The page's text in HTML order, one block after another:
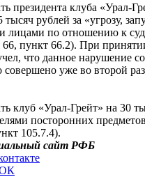
президента клуба «Урал-
рублей за «угрозу,
лицами по отношению к
66, пункт 66.2). При
что данное нарушение
уже во второй
клуб «Урал-Грейт» на 30
посторонних
105.7.4).
сайт РФБ
ОК